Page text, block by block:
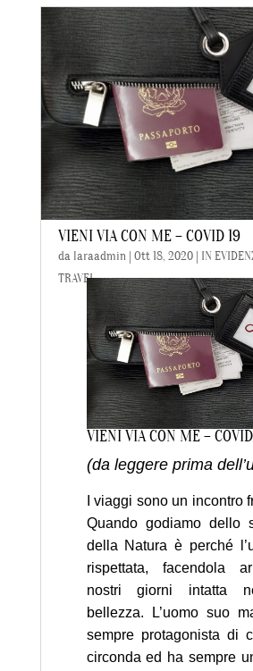
VIENI VIA CON ME – COVID 19
da laraadmin| Ott 18, 2020| IN
TRAVEL
VIENI VIA CON ME –
(da leggere prima
I viaggi sono un incontro
Quando godiamo dello
della Natura è perché
rispettata, facendola
nostri giorni intatta
bellezza. L’uomo suo
sempre protagonista di
circonda ed ha sempre